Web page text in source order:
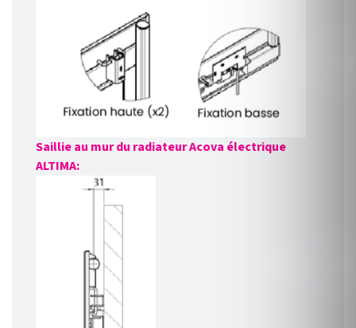
Saillie au mur du radiateur Acova électrique
ALTIMA: